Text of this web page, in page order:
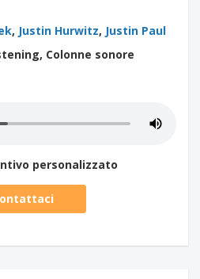
, Justin Hurwitz, Justin Paul
Colonne sonore
personalizzato